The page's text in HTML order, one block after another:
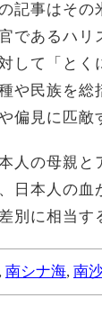
記事はそ
であるハ
して「と
や民族を
偏見に匹敵
人の母親
日本人の血
別に相当す
, 南シナ海, 南